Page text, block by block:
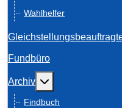
Wahlhelfer
Fundbüro
Archiv Weitere
Findbuch